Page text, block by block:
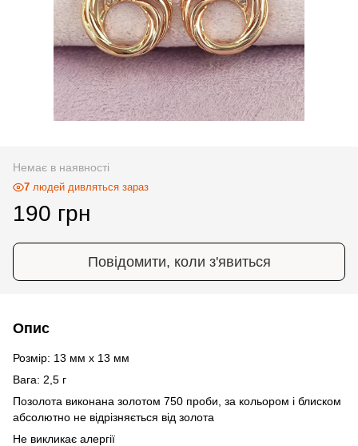
Немає в наявності
7 людей дивляться зараз
190 грн
Повідомити, коли з'явиться
Опис
Розмір: 13 мм х 13 мм
Вага: 2,5 г
Позолота виконана золотом 750 проби, за кольором і блиском
абсолютно не відрізняється від золота
Не викликає алергії